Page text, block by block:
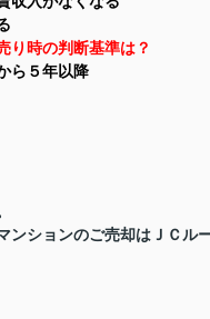
り時の判断基準は？
ら５年以降
ンションのご売却はＪＣル